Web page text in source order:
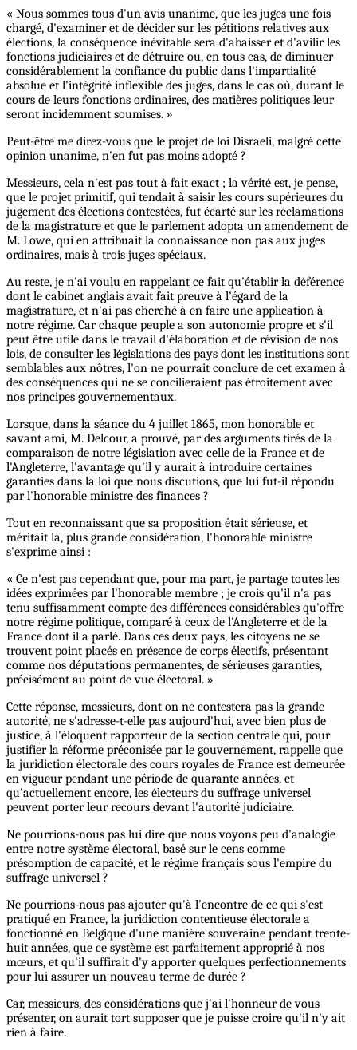
« Nous sommes tous d'un avis unanime, que les juges une fois
chargé, d'examiner et de décider sur les pétitions relatives aux
élections, la conséquence inévitable sera d'abaisser et d'avilir les
fonctions judiciaires et de détruire ou, en tous cas, de diminuer
considérablement la confiance du public dans l'impartialité
absolue et l'intégrité inflexible des juges, dans le cas où, durant le
cours de leurs fonctions ordinaires, des matières politiques leur
seront incidemment soumises. »
Peut-être me direz-vous que le projet de loi Disraeli, malgré cette
opinion unanime, n'en fut pas moins adopté ?
Messieurs, cela n'est pas tout à fait exact ; la vérité est, je pense,
que le projet primitif, qui tendait à saisir les cours supérieures du
jugement des élections contestées, fut écarté sur les réclamations
de la magistrature et que le parlement adopta un amendement de
M. Lowe, qui en attribuait la connaissance non pas aux juges
ordinaires, mais à trois juges spéciaux.
Au reste, je n'ai voulu en rappelant ce fait qu'établir la déférence
dont le cabinet anglais avait fait preuve à l'égard de la
magistrature, et n'ai pas cherché à en faire une application à
notre régime. Car chaque peuple a son autonomie propre et s'il
peut être utile dans le travail d'élaboration et de révision de nos
lois, de consulter les législations des pays dont les institutions sont
semblables aux nôtres, l'on ne pourrait conclure de cet examen à
des conséquences qui ne se concilieraient pas étroitement avec
nos principes gouvernementaux.
Lorsque, dans la séance du 4 juillet 1865, mon honorable et
savant ami, M. Delcour, a prouvé, par des arguments tirés de la
comparaison de notre législation avec celle de la France et de
l'Angleterre, l'avantage qu'il y aurait à introduire certaines
garanties dans la loi que nous discutions, que lui fut-il répondu
par l'honorable ministre des finances ?
Tout en reconnaissant que sa proposition était sérieuse, et
méritait la, plus grande considération, l'honorable ministre
s'exprime ainsi :
« Ce n'est pas cependant que, pour ma part, je partage toutes les
idées exprimées par l'honorable membre ; je crois qu'il n'a pas
tenu suffisamment compte des différences considérables qu'offre
notre régime politique, comparé à ceux de l'Angleterre et de la
France dont il a parlé. Dans ces deux pays, les citoyens ne se
trouvent point placés en présence de corps électifs, présentant
comme nos députations permanentes, de sérieuses garanties,
précisément au point de vue électoral. »
Cette réponse, messieurs, dont on ne contestera pas la grande
autorité, ne s'adresse-t-elle pas aujourd'hui, avec bien plus de
justice, à l'éloquent rapporteur de la section centrale qui, pour
justifier la réforme préconisée par le gouvernement, rappelle que
la juridiction électorale des cours royales de France est demeurée
en vigueur pendant une période de quarante années, et
qu'actuellement encore, les électeurs du suffrage universel
peuvent porter leur recours devant l'autorité judiciaire.
Ne pourrions-nous pas lui dire que nous voyons peu d'analogie
entre notre système électoral, basé sur le cens comme
présomption de capacité, et le régime français sous l'empire du
suffrage universel ?
Ne pourrions-nous pas ajouter qu'à l’encontre de ce qui s'est
pratiqué en France, la juridiction contentieuse électorale a
fonctionné en Belgique d'une manière souveraine pendant trente-
huit années, que ce système est parfaitement approprié à nos
mœurs, et qu'il suffirait d'y apporter quelques perfectionnements
pour lui assurer un nouveau terme de durée ?
Car, messieurs, des considérations que j'ai l'honneur de vous
présenter, on aurait tort supposer que je puisse croire qu'il n'y ait
rien à faire.